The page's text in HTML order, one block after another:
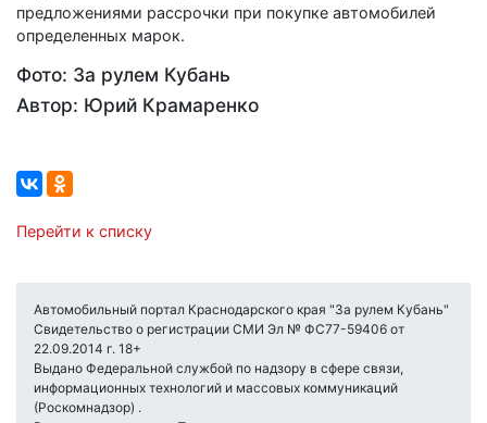
предложениями рассрочки при покупке автомобилей
определенных марок.
Фото: За рулем Кубань
Автор: Юрий Крамаренко
Перейти к списку
Автомобильный портал Краснодарского края "За рулем Кубань"
Свидетельство о регистрации СМИ Эл № ФС77-59406 от
22.09.2014 г. 18+
Выдано Федеральной службой по надзору в сфере связи,
информационных технологий и массовых коммуникаций
(Роскомнадзор) .